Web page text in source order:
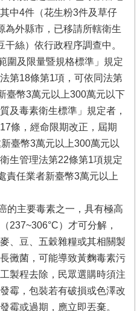
中4件（花生粉3件及草仔
為外縣市，已移請所轄衛生
絲）依行政程序調查中。
及限量暨規格標準」規定
第18條第1項，可依同法第
臺幣3萬元以上300萬元以下
及毒素衛生標準」規定者，
條，經命限期改正，屆期
臺幣3萬元以上300萬元以
生管理法第22條第1項規定
責任業者新臺幣3萬元以上
主要毒素之一，具有極高
237~306°C）才可分解，
、豆、五穀雜糧或其相關製
黴菌，可能導致黃麴毒素污
製程去除，民眾選購時須注
霉，包裝若有破損或色澤改
霉或過期，應立即丟棄。